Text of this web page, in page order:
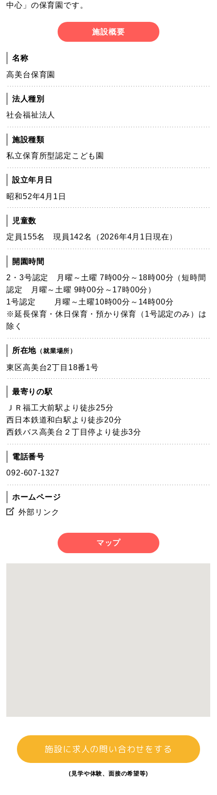
中心」の保育園です。
施設概要
名称
高美台保育園
法人種別
社会福祉法人
施設種類
私立保育所型認定こども園
設立年月日
昭和52年4月1日
児童数
定員155名 現員142名（2026年4月1日現在）
開園時間
2・3号認定 月曜～土曜 7時00分～18時00分（短時間
認定 月曜～土曜 9時00分～17時00分）
1号認定 月曜～土曜10時00分～14時00分
※延長保育・休日保育・預かり保育（1号認定のみ）は
除く
所在地 （就業場所）
東区高美台2丁目18番1号
最寄りの駅
ＪＲ福工大前駅より徒歩25分
西日本鉄道和白駅より徒歩20分
西鉄バス高美台２丁目停より徒歩3分
電話番号
092-607-1327
ホームページ
外部リンク
マップ
施設に求人の問い合わせをする
(見学や体験、面接の希望等)